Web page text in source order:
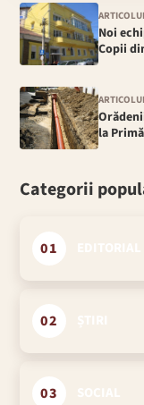
Noi
Copii
la
Categorii
01
02
03